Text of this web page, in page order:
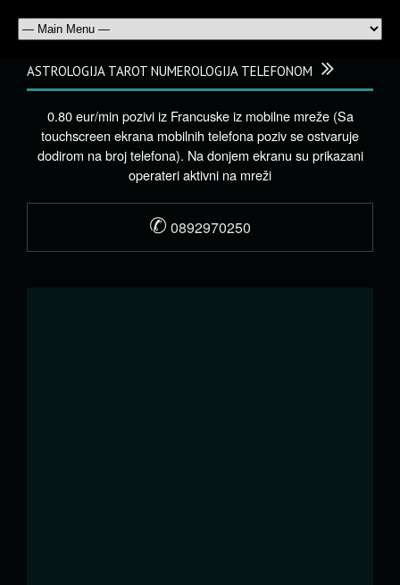
ASTROLOGIJA TAROT NUMEROLOGIJA TELEFONOM
0.80 eur/min pozivi iz Francuske iz mobilne mreže (Sa
touchscreen ekrana mobilnih telefona poziv se ostvaruje
dodirom na broj telefona). Na donjem ekranu su prikazani
operateri aktivni na mreži
✆ 0892970250